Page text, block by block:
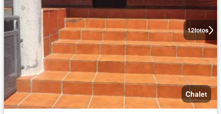
12fotos
Chalet